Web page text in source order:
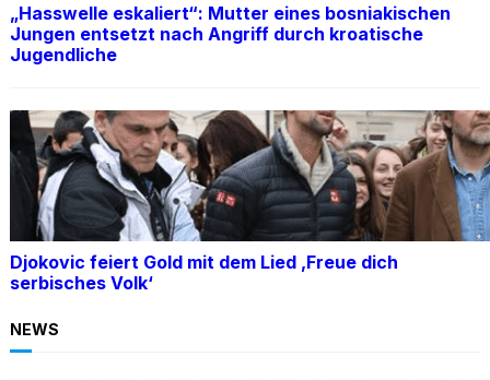
„Hasswelle eskaliert“: Mutter eines bosniakischen
Jungen entsetzt nach Angriff durch kroatische
Jugendliche
Djokovic feiert Gold mit dem Lied ‚Freue dich
serbisches Volk‘
NEWS